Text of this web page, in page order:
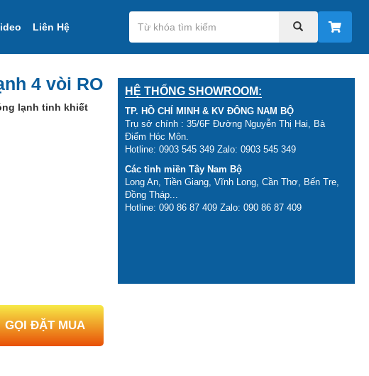
Liên Hệ
4 vòi RO
lạnh tinh khiết
bỉ
HỆ THỐNG SHOWROOM:
TP. HỒ CHÍ MINH & KV ĐÔNG NAM BỘ
Trụ sở chính : 35/6F Đường Nguyễn Thị Hai, Bà
Điểm Hóc Môn.
Hotline: 0903 545 349 Zalo: 0903 545 349
Các tỉnh miền Tây Nam Bộ
Long An, Tiền Giang, Vĩnh Long, Cần Thơ, Bến Tre,
Đồng Tháp...
Hotline: 090 86 87 409 Zalo: 090 86 87 409
GỌI ĐẶT MUA